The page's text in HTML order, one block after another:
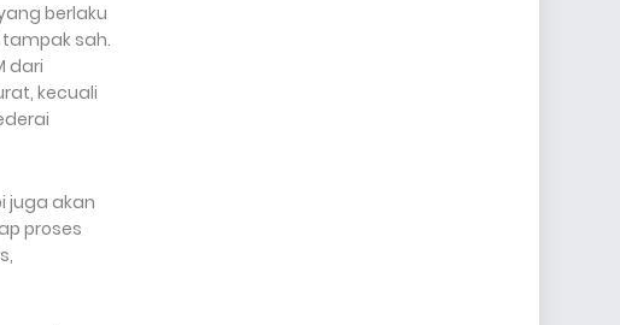
berlaku
sah.
dari
kecuali
juga akan
proses